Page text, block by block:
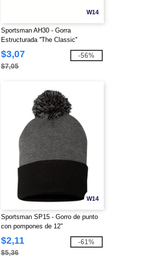
W14
Sportsman AH30 - Gorra
Estructurada ''The Classic''
$3,07
$7,05
-56%
W14
Sportsman SP15 - Gorro de punto
con pompones de 12"
$2,11
$5,36
-61%